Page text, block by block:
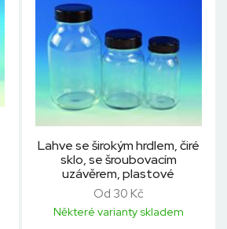
Lahve se širokým hrdlem, čiré
sklo, se šroubovacím
uzávěrem, plastové
Od 30 Kč
Některé varianty skladem